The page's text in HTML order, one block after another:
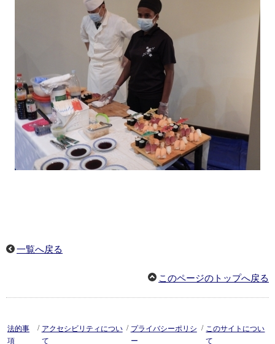
一覧へ戻る
このページのトップへ戻る
法的事
項
/ アクセシビリティについ
て
/ プライバシーポリシ
ー
/ このサイトについ
て